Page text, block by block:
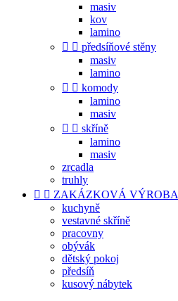
masiv
kov
lamino
  předsíňové stěny
masiv
lamino
  komody
lamino
masiv
  skříně
lamino
masiv
zrcadla
truhly
  ZAKÁZKOVÁ VÝROBA
kuchyně
vestavné skříně
pracovny
obývák
dětský pokoj
předsíň
kusový nábytek